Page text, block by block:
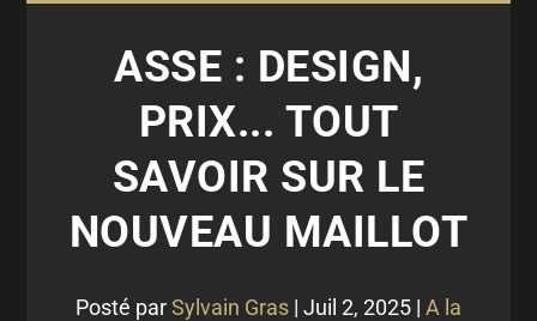
ASSE : DESIGN,
PRIX... TOUT
SAVOIR SUR LE
NOUVEAU MAILLOT
Posté parSylvain Gras | Juil 2, 2025 | A la